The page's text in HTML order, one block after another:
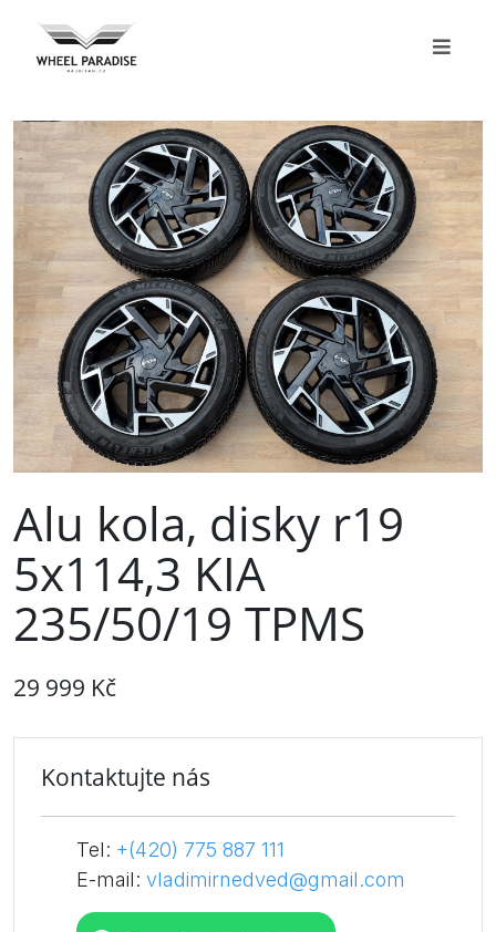
Alu kola, disky r19
5x114,3 KIA
235/50/19 TPMS
29 999 Kč
Kontaktujte nás
Tel: +(420) 775 887 111
E-mail: vladimirnedved@gmail.com